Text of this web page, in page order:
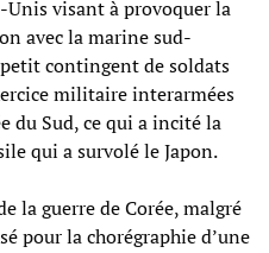
Unis visant à provoquer la
avec la marine sud-
contingent de soldats
militaire interarmées
du Sud, ce qui a incité la
qui a survolé le Japon.
la guerre de Corée, malgré
pour la chorégraphie d’une